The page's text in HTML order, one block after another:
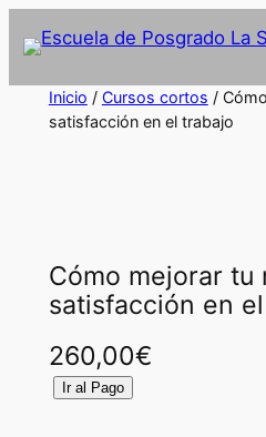
Inicio / Cursos cortos /
satisfacción en el trabajo
Cómo mejorar tu
satisfacción en
260,00€
Ir al Pago